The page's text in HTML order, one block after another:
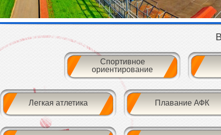
Спортивное
ориентирование
Легкая атлетика Плавание АФК